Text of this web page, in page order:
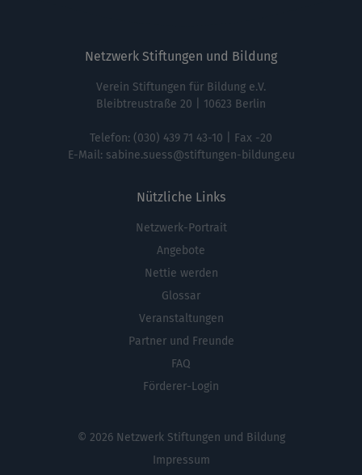
Netzwerk Stiftungen und Bildung
Verein Stiftungen für Bildung e.V.
Bleibtreustraße 20 | 10623 Berlin
Telefon: (030) 439 71 43-10 | Fax -20
E-Mail: sabine.suess@stiftungen-bildung.eu
Nützliche Links
Fußbereichsmenü
Netzwerk-Portrait
Angebote
Nettie werden
Glossar
Veranstaltungen
Partner und Freunde
FAQ
Förderer-Login
© 2026 Netzwerk Stiftungen und Bildung
Impressum